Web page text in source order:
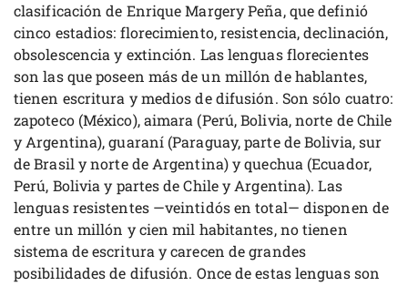
clasificación de Enrique Margery Peña, que definió
cinco estadios: florecimiento, resistencia, declinación,
obsolescencia y extinción. Las lenguas florecientes
son las que poseen más de un millón de hablantes,
tienen escritura y medios de difusión. Son sólo cuatro:
zapoteco (México), aimara (Perú, Bolivia, norte de Chile
y Argentina), guaraní (Paraguay, parte de Bolivia, sur
de Brasil y norte de Argentina) y quechua (Ecuador,
Perú, Bolivia y partes de Chile y Argentina). Las
lenguas resistentes —veintidós en total— disponen de
entre un millón y cien mil habitantes, no tienen
sistema de escritura y carecen de grandes
posibilidades de difusión. Once de estas lenguas son